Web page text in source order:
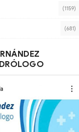
(1159)
(681)